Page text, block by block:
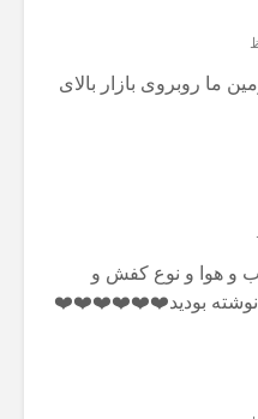
ما روبروی بازار بالای
و هوا و نوع کفش و
هم نوشته بودید❤️❤️❤️❤️❤️❤️